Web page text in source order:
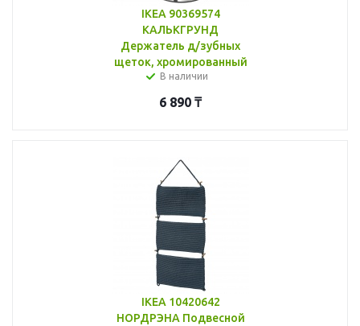
IKEA 90369574
КАЛЬКГРУНД
Держатель д/зубных
щеток, хромированный
В наличии
6 890 ₸
IKEA 10420642
НОРДРЭНА Подвесной